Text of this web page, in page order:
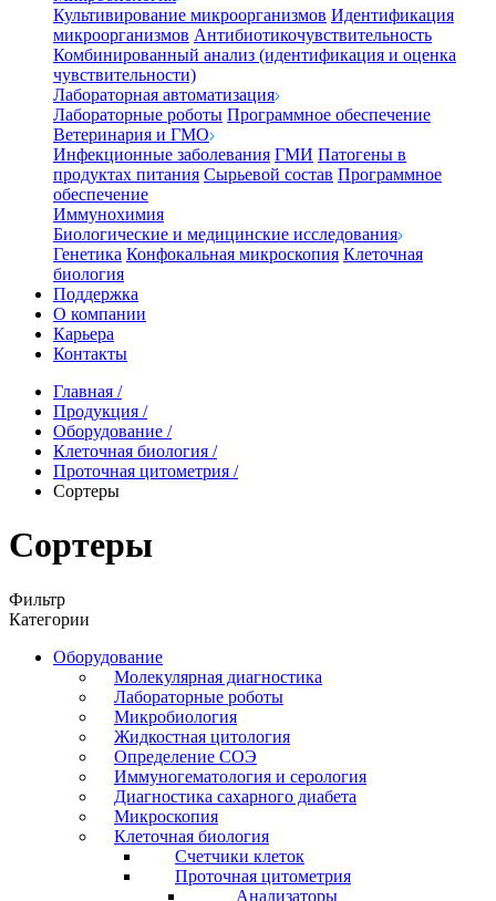
Культивирование микроорганизмов Идентификация
микроорганизмов Антибиотикочувствительность
Комбинированный анализ (идентификация и оценка
чувствительности)
Лабораторная автоматизация
Лабораторные роботы Программное обеспечение
Ветеринария и ГМО
Инфекционные заболевания ГМИ Патогены в
продуктах питания Сырьевой состав Программное
обеспечение
Иммунохимия
Биологические и медицинские исследования
Генетика Конфокальная микроскопия Клеточная
биология
Поддержка
О компании
Карьера
Контакты
Главная /
Продукция /
Оборудование /
Клеточная биология /
Проточная цитометрия /
Сортеры
Сортеры
Фильтр
Категории
Оборудование
Молекулярная диагностика
Лабораторные роботы
Микробиология
Жидкостная цитология
Определение СОЭ
Иммуногематология и серология
Диагностика сахарного диабета
Микроскопия
Клеточная биология
Счетчики клеток
Проточная цитометрия
Анализаторы